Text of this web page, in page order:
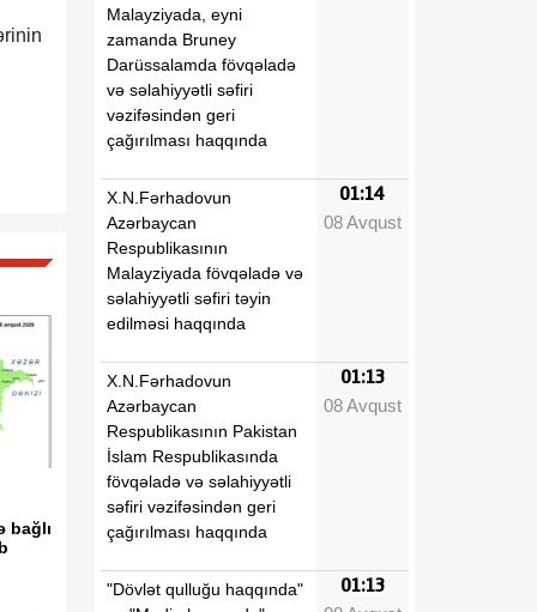
bağlı
Malayziyada, eyni
zamanda Bruney
Darüssalamda fövqəladə
və səlahiyyətli səfiri
vəzifəsindən geri
çağırılması haqqında
X.N.Fərhadovun
Azərbaycan
Respublikasının
Malayziyada fövqəladə və
səlahiyyətli səfiri təyin
edilməsi haqqında
01:14
08 Avqust
X.N.Fərhadovun
Azərbaycan
Respublikasının Pakistan
İslam Respublikasında
fövqəladə və səlahiyyətli
səfiri vəzifəsindən geri
çağırılması haqqında
01:13
08 Avqust
"Dövlət qulluğu haqqında"
01:13